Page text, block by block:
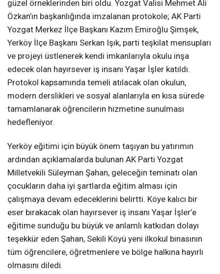
güzel örneklerinden biri oldu. Yozgat Valisi Mehmet Ali
Özkan’ın başkanlığında imzalanan protokole; AK Parti
Yozgat Merkez İlçe Başkanı Kazım Emiroğlu Şimşek,
Yerköy İlçe Başkanı Serkan Işık, parti teşkilat mensupları
ve projeyi üstlenerek kendi imkanlarıyla okulu inşa
edecek olan hayırsever iş insanı Yaşar İşler katıldı.
Protokol kapsamında temeli atılacak olan okulun,
modern derslikleri ve sosyal alanlarıyla en kısa sürede
tamamlanarak öğrencilerin hizmetine sunulması
hedefleniyor.
Yerköy eğitimi için büyük önem taşıyan bu yatırımın
ardından açıklamalarda bulunan AK Parti Yozgat
Milletvekili Süleyman Şahan, geleceğin teminatı olan
çocukların daha iyi şartlarda eğitim alması için
çalışmaya devam edeceklerini belirtti. Köye kalıcı bir
eser bırakacak olan hayırsever iş insanı Yaşar İşler’e
eğitime sunduğu bu büyük ve anlamlı katkıdan dolayı
teşekkür eden Şahan, Sekili Köyü yeni ilkokul binasının
tüm öğrencilere, öğretmenlere ve bölge halkına hayırlı
olmasını diledi.